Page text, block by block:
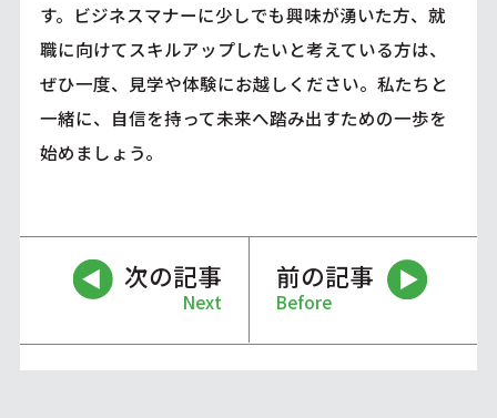
す。ビジネスマナーに少しでも興味が湧いた方、就
職に向けてスキルアップしたいと考えている方は、
ぜひ一度、見学や体験にお越しください。私たちと
一緒に、自信を持って未来へ踏み出すための一歩を
始めましょう。
次の記事
Next
前の記事
Before